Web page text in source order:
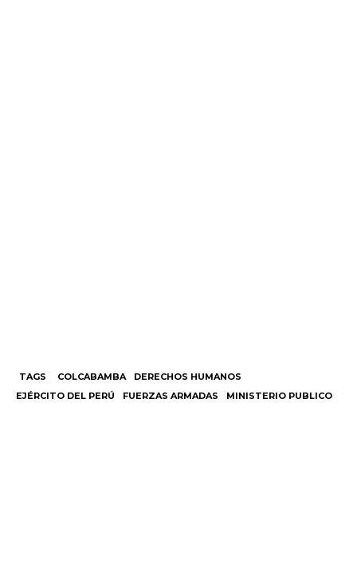
TAGS COLCABAMBA
DERECHOS HUMANOS
EJÉRCITO DEL PERÚ
FUERZAS ARMADAS MINISTERIO PUBLICO